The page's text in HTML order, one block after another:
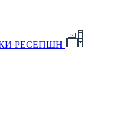
РЕСЕПШН